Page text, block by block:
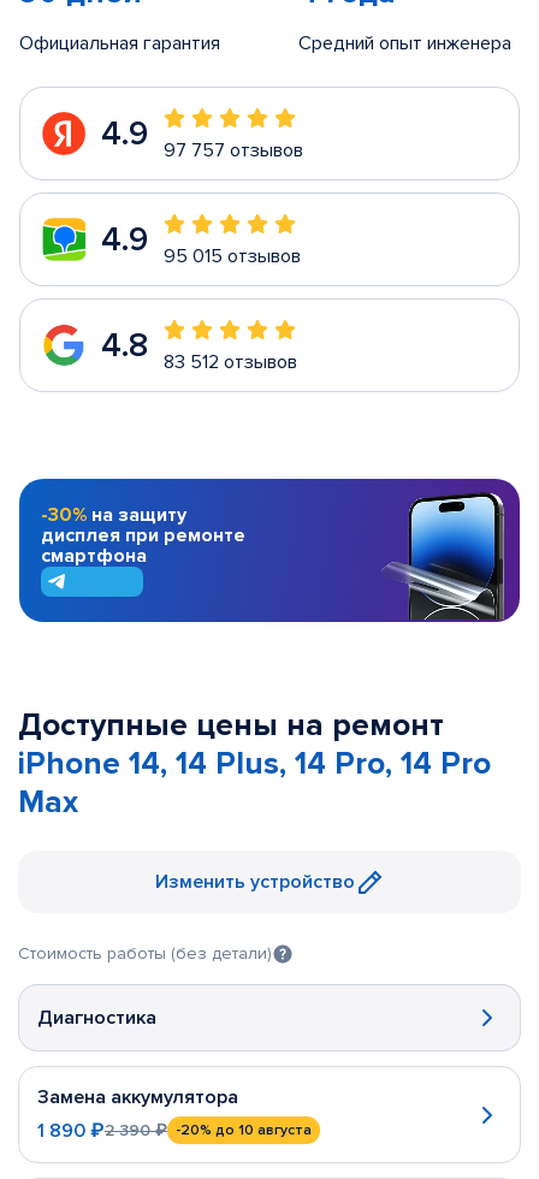
Официальная гарантия Средний опыт инженера
4.9 97 757 отзывов
4.9 95 015 отзывов
4.8 83 512 отзывов
-30% на защиту
дисплея при ремонте
смартфона
Доступные цены на ремонт
iPhone 14, 14 Plus, 14 Pro, 14 Pro
Max
Изменить устройство
Стоимость работы (без детали)
Диагностика
Замена аккумулятора
1 890 ₽2 390 ₽ -20% до 10 августа